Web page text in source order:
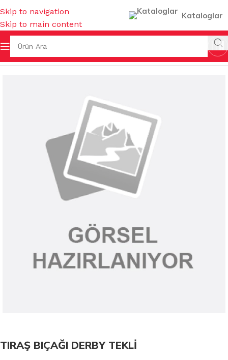
Skip to navigation
Skip to main content
Kataloglar
Ana Sayfa
TIRAŞ BIÇAĞI DERBY TEKLİ